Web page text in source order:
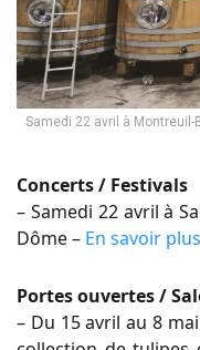
Samedi 22 avril à
Concerts / Festivals
– Samedi 22 avril à
Dôme – En savoir plus
Portes ouvertes /
– Du 15 avril au 8